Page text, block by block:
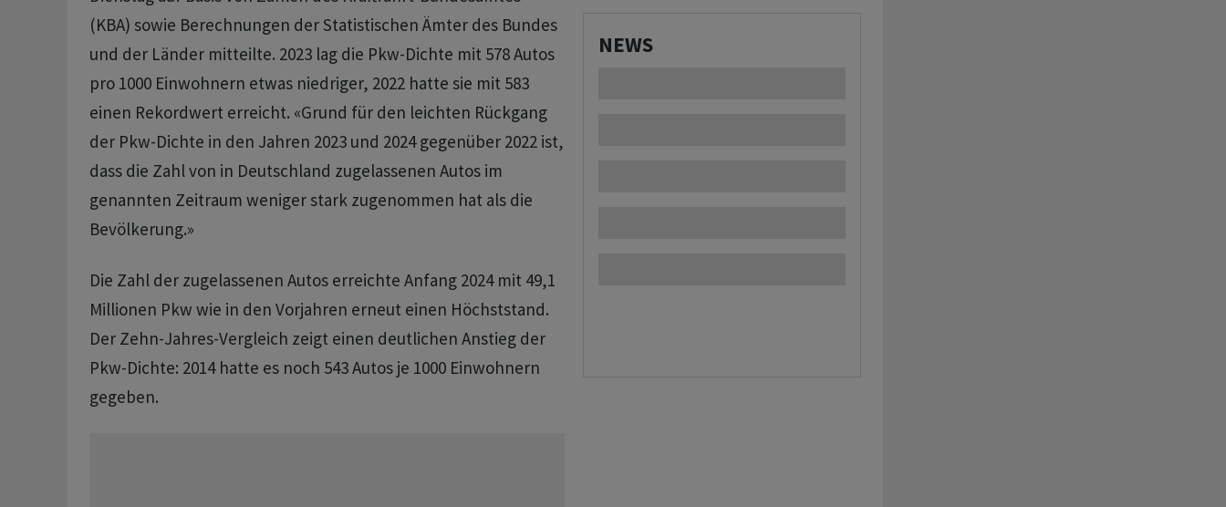
(KBA) sowie Berechnungen der Statistischen Ämter des Bundes
und der Länder mitteilte. 2023 lag die Pkw-Dichte mit 578 Autos
pro 1000 Einwohnern etwas niedriger, 2022 hatte sie mit 583
einen Rekordwert erreicht. «Grund für den leichten Rückgang
der Pkw-Dichte in den Jahren 2023 und 2024 gegenüber 2022 ist,
dass die Zahl von in Deutschland zugelassenen Autos im
genannten Zeitraum weniger stark zugenommen hat als die
Bevölkerung.»
Die Zahl der zugelassenen Autos erreichte Anfang 2024 mit 49,1
Millionen Pkw wie in den Vorjahren erneut einen Höchststand.
Der Zehn-Jahres-Vergleich zeigt einen deutlichen Anstieg der
Pkw-Dichte: 2014 hatte es noch 543 Autos je 1000 Einwohnern
gegeben.
NEWS